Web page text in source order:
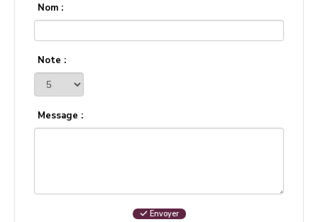
Nom :
Note :
Message :
Envoyer